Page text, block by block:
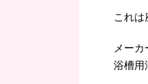
これ
メー
浴槽用